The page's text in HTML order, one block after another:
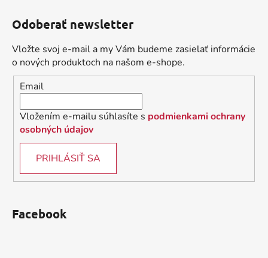
e
p
r
v
k
y
v
ý
e
Odoberať newsletter
Vložte svoj e-mail a my Vám budeme zasielať informácie
o nových produktoch na našom e-shope.
Email
Vložením e-mailu súhlasíte s podmienkami ochrany
osobných údajov
PRIHLÁSIŤ SA
Facebook